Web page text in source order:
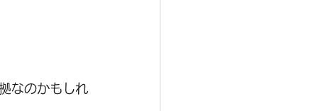
なのかもしれ